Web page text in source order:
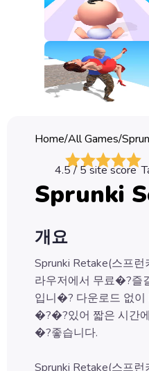
All
Games
Classic
Sprunki
Games
Car
Games
Games
Puzzle
Games
Home/All Games/
4.5/ 5 site score
Sprunki
개요
Sprunki Retake(스프
라우저에서 무료�?즐
입니�? 다운로드 없이
�?�?있어 짧은 시간
�?좋습니다.
Sprunki Retake(스프